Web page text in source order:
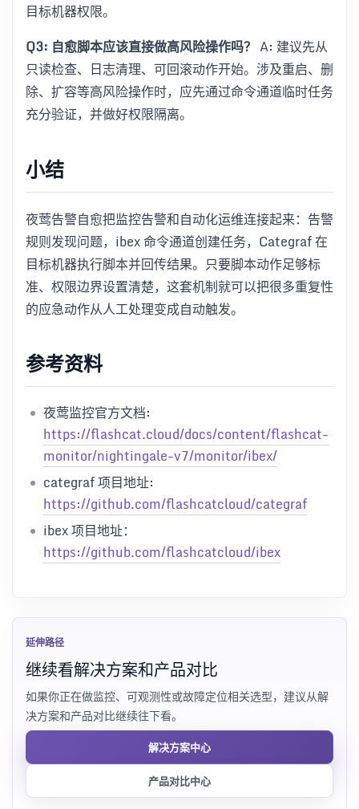
目标机器权限。
Q3: 自愈脚本应该直接做高风险操作吗？ A: 建议先从
只读检查、日志清理、可回滚动作开始。涉及重启、删
除、扩容等高风险操作时，应先通过命令通道临时任务
充分验证，并做好权限隔离。
小结
夜莺告警自愈把监控告警和自动化运维连接起来：告警
规则发现问题，ibex 命令通道创建任务，Categraf 在
目标机器执行脚本并回传结果。只要脚本动作足够标
准、权限边界设置清楚，这套机制就可以把很多重复性
的应急动作从人工处理变成自动触发。
参考资料
夜莺监控官方文档:
https://flashcat.cloud/docs/content/flashcat-
monitor/nightingale-v7/monitor/ibex/
categraf 项目地址:
https://github.com/flashcatcloud/categraf
ibex 项目地址：
https://github.com/flashcatcloud/ibex
延伸路径
继续看解决方案和产品对比
如果你正在做监控、可观测性或故障定位相关选型，建议从解
决方案和产品对比继续往下看。
解决方案中心
产品对比中心